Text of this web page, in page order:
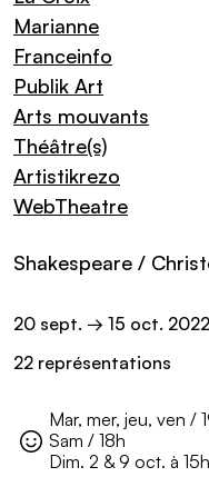
Marianne
Franceinfo
Publik Art
Arts mouvants
Théâtre(s)
Artistikrezo
WebTheatre
Shakespeare /
20 sept. → 15 oct. 2022
22 représentations
Public :
Mar, mer, jeu, ven /
Sam / 18h
Dim. 2 & 9 oct. à 15h